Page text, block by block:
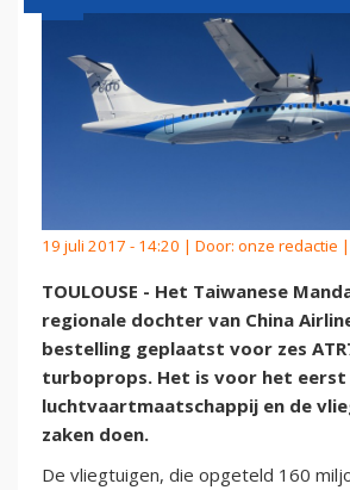
19 juli 2017 - 14:20 | Door: onze redactie
TOULOUSE - Het Taiwanese
regionale dochter van China
bestelling geplaatst voor zes
turboprops. Het is voor het
luchtvaartmaatschappij en de
zaken doen.
De vliegtuigen, die opgeteld 160